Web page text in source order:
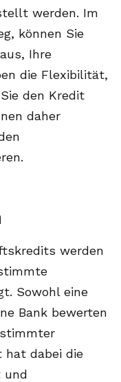
werden. Im
können Sie
Ihre
die Flexibilität,
den Kredit
daher
werden
Sowohl eine
Bank bewerten
hat dabei die
und